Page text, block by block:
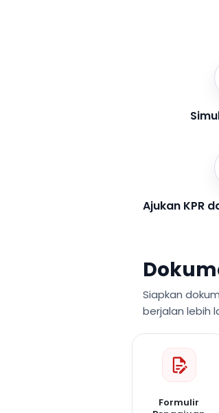
Ajukan KPR
Siapkan
berjalan lebih
Formulir